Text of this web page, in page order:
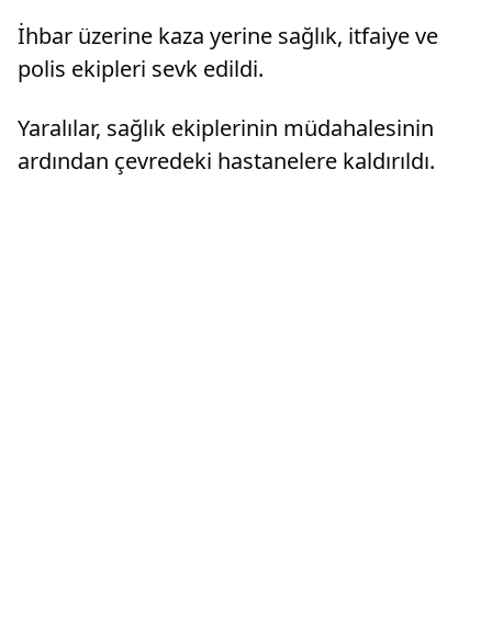
tır sürücüsü 112 Acil Servis eki...
İhbar üzerine kaza yerine sağlık, itfaiye ve
polis ekipleri sevk edildi.
Yaralılar, sağlık ekiplerinin müdahalesinin
ardından çevredeki hastanelere kaldırıldı.